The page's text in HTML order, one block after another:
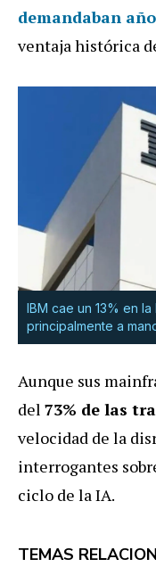
demandaban
ventaja histórica
IBM cae un 13% en
principalmente a
Aunque sus
del 73% de las
velocidad de la
interrogantes
ciclo de la IA.
TEMAS